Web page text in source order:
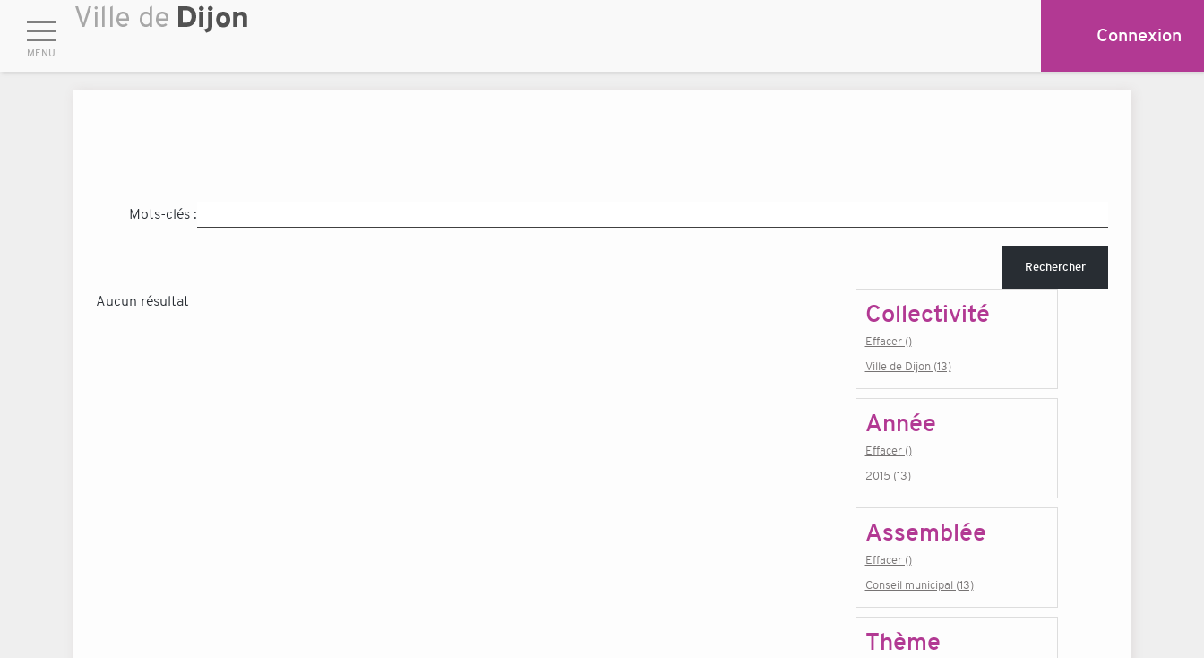
Connexion
Mots-clés :
Rechercher
Aucun résultat Collectivité
Effacer ()
Ville de Dijon (13)
Année
Effacer ()
2015 (13)
Assemblée
Effacer ()
Conseil municipal (13)
Thème